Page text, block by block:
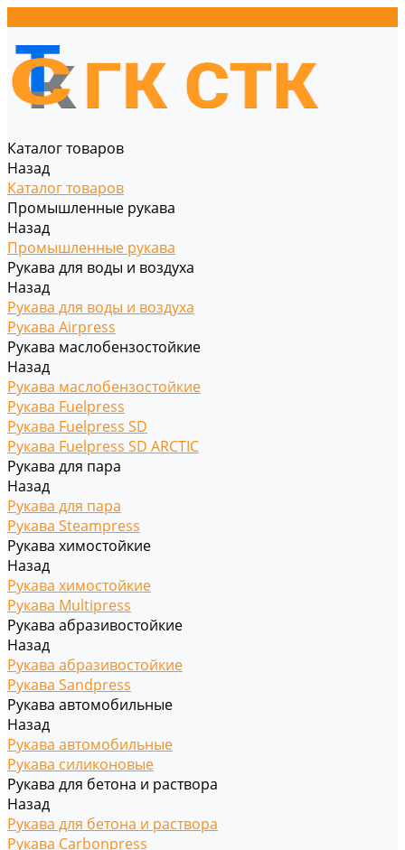
Каталог товаров
Назад
Каталог товаров
Промышленные рукава
Назад
Промышленные рукава
Рукава для воды и воздуха
Назад
Рукава для воды и воздуха
Рукава Airpress
Рукава маслобензостойкие
Назад
Рукава маслобензостойкие
Рукава Fuelpress
Рукава Fuelpress SD
Рукава Fuelpress SD ARCTIC
Рукава для пара
Назад
Рукава для пара
Рукава Steampress
Рукава химостойкие
Назад
Рукава химостойкие
Рукава Multipress
Рукава абразивостойкие
Назад
Рукава абразивостойкие
Рукава Sandpress
Рукава автомобильные
Назад
Рукава автомобильные
Рукава силиконовые
Рукава для бетона и раствора
Назад
Рукава для бетона и раствора
Рукава Carbonpress